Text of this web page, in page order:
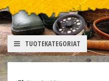
TUOTEKATEGORIAT